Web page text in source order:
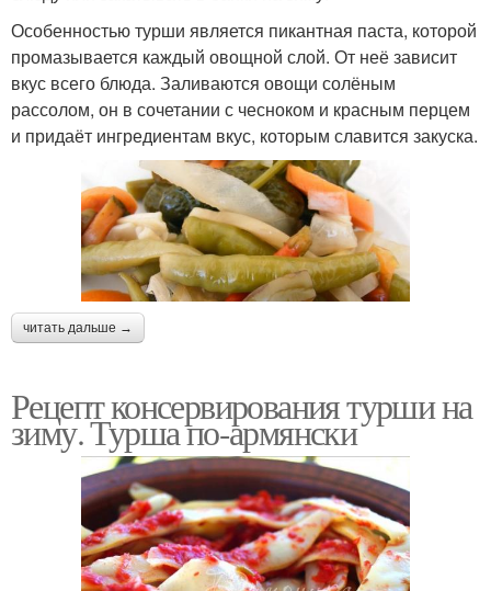
Особенностью турши является пикантная паста, которой
промазывается каждый овощной слой. От неё зависит
вкус всего блюда. Заливаются овощи солёным
рассолом, он в сочетании с чесноком и красным перцем
и придаёт ингредиентам вкус, которым славится закуска.
читать дальше →
Рецепт консервирования турши на
зиму. Турша по-армянски